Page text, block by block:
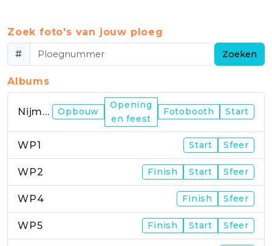
Zoek foto's van jouw ploeg
#
Zoeken
Albums
Nijmegen Opbouw
Opening
en feest
Fotobooth Start
WP1 Start Sfeer
WP2 Finish Start Sfeer
WP4 Finish Sfeer
WP5 Finish Start Sfeer